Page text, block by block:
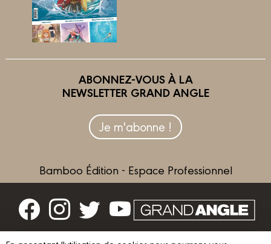
ABONNEZ-VOUS À LA
NEWSLETTER GRAND ANGLE
Je m'abonne !
Bamboo Édition - Espace Professionnel
Contactez-nous